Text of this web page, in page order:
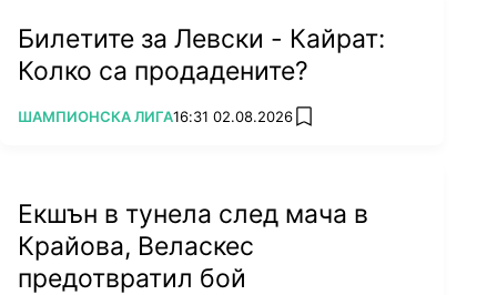
Билетите за Левски - Кайрат:
Колко са продадените?
ПОВЕЧЕ ОТ
ШАМПИОНСКА ЛИГА16:31 02.08.2026 add favorites
Екшън в тунела след мача в
Крайова, Веласкес
предотвратил бой